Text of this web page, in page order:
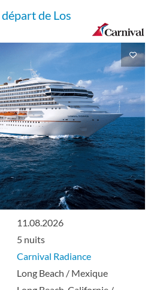
de Los
11.08.2026
5 nuits
Carnival Radiance
Long Beach / Mexique